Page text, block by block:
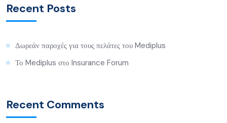
Recent Posts
Δωρεάν παροχές για τους πελάτες του Mediplus
Το Mediplus στο Insurance Forum
Recent Comments